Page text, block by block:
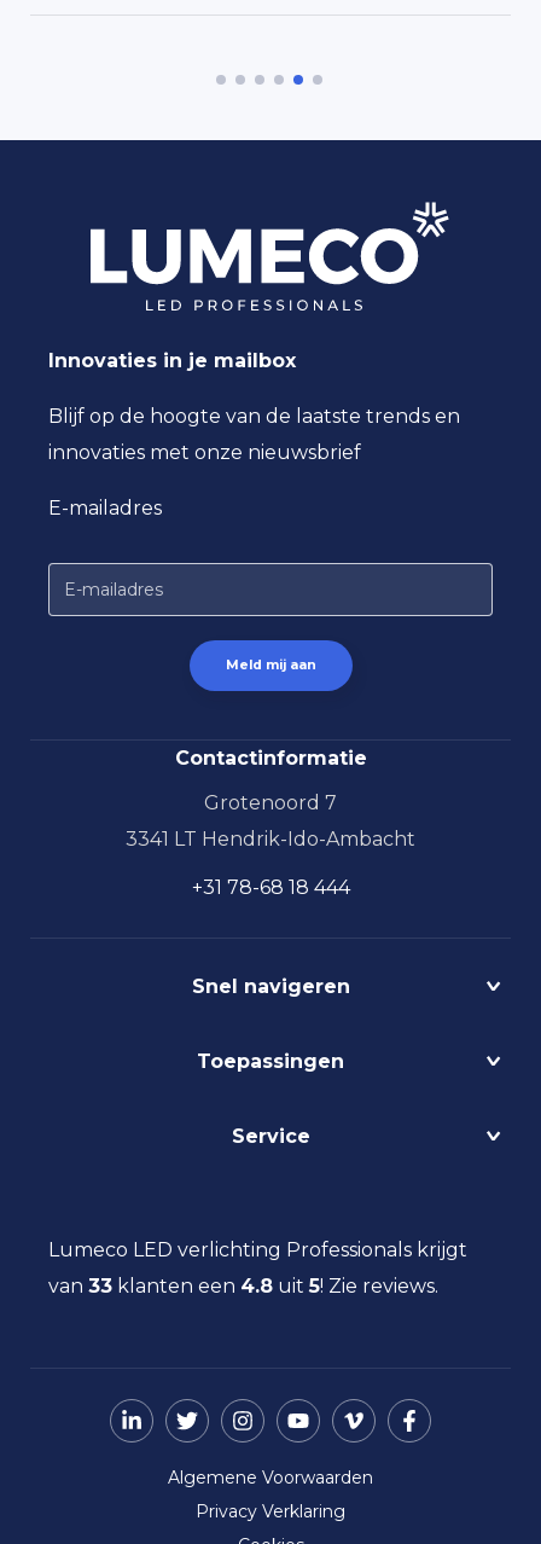
Innovaties in je mailbox
Blijf op de hoogte van de laatste trends en
innovaties met onze nieuwsbrief
E-mailadres
Contactinformatie
Grotenoord 7
3341 LT Hendrik-Ido-Ambacht
+31 78-68 18 444
Snel navigeren
Circulair
Lichtmanagement
Maatwerk
Social Return
Toepassingen
Kantoorverlichting
Projectverlichting
Scheepsverlichting
Universiteitsverlichting
Utiliteitsverlichting
Werkplaatsverlichting
Ziekenhuisverlichting
Service
Aanbestedingen
Eindgebruiker
Storingsinformatie
Nieuws
Over ons
Lumeco LED verlichting Professionals krijgt
van 33 klanten een 4.8 uit5! Zie reviews.
Algemene Voorwaarden
Privacy Verklaring